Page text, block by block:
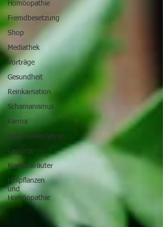
Homöopathie
Fremdbesetzung
Shop
Mediathek
Vorträge
Gesundheit
Reinkarnation
Schamanismus
Karma
Naturheilverfahren
Gewürze
Küchenkräuter
Heilpflanzen
und
Homöopathie